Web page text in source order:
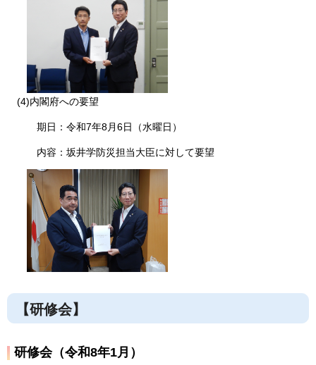
(4)内閣府への要望
期日：令和7年8月6日（水曜日）
内容：坂井学防災担当大臣に対して要望
【研修会】
研修会（令和8年1月）